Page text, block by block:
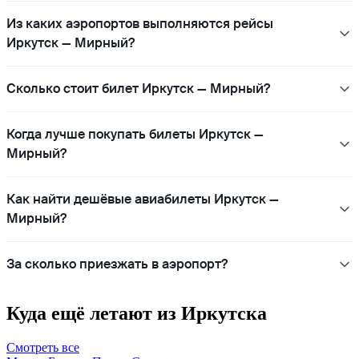
Из каких аэропортов выполняются рейсы
Иркутск — Мирный?
Сколько стоит билет Иркутск — Мирный?
Когда лучше покупать билеты Иркутск —
Мирный?
Как найти дешёвые авиабилеты Иркутск —
Мирный?
За сколько приезжать в аэропорт?
Куда ещё летают из Иркутска
Смотреть все